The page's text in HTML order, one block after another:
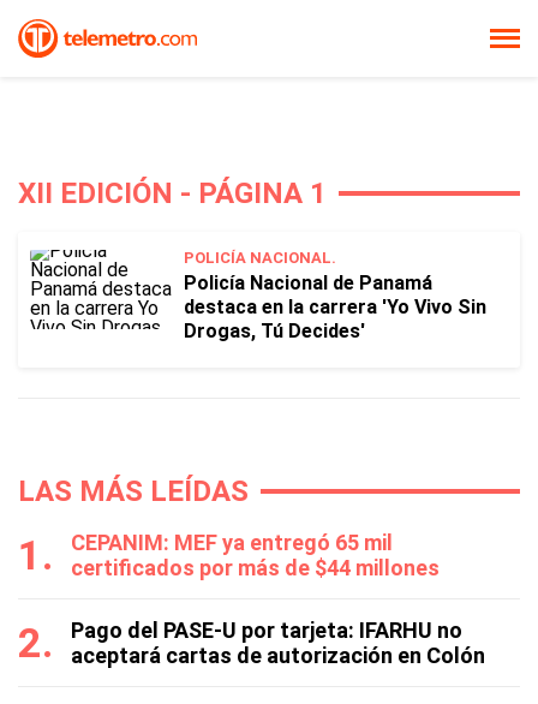
XII EDICIÓN - PÁGINA 1
POLICÍA NACIONAL.
Policía Nacional de Panamá
destaca en la carrera 'Yo Vivo Sin
Drogas, Tú Decides'
LAS MÁS LEÍDAS
CEPANIM: MEF ya entregó 65 mil
certificados por más de $44 millones
Pago del PASE-U por tarjeta: IFARHU no
aceptará cartas de autorización en Colón